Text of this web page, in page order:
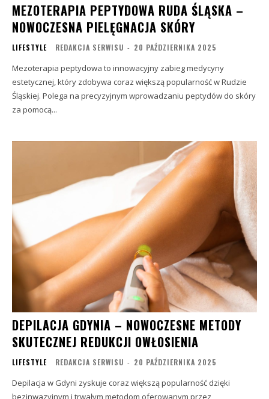
MEZOTERAPIA PEPTYDOWA RUDA ŚLĄSKA –
NOWOCZESNA PIELĘGNACJA SKÓRY
LIFESTYLE REDAKCJA SERWISU - 20 PAŹDZIERNIKA 2025
Mezoterapia peptydowa to innowacyjny zabieg medycyny
estetycznej, który zdobywa coraz większą popularność w Rudzie
Śląskiej. Polega na precyzyjnym wprowadzaniu peptydów do skóry
za pomocą...
DEPILACJA GDYNIA – NOWOCZESNE METODY
SKUTECZNEJ REDUKCJI OWŁOSIENIA
LIFESTYLE REDAKCJA SERWISU - 20 PAŹDZIERNIKA 2025
Depilacja w Gdyni zyskuje coraz większą popularność dzięki
bezinwazyjnym i trwałym metodom oferowanym przez